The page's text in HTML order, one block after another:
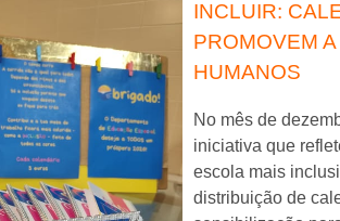
INCLUIR:
PROMOVEM
HUMANOS
No mês de
iniciativa que
escola mais
distribuição de